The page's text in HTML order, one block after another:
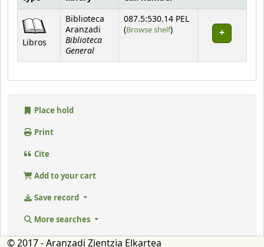
Libros
Biblioteca
Aranzadi
Biblioteca
General
087.5:530.14 PEL
(Browse shelf(Opens below)
)
Place hold
Print
Cite
Add to your cart
Save record
More searches
© 2017 - Aranzadi Zientzia Elkartea